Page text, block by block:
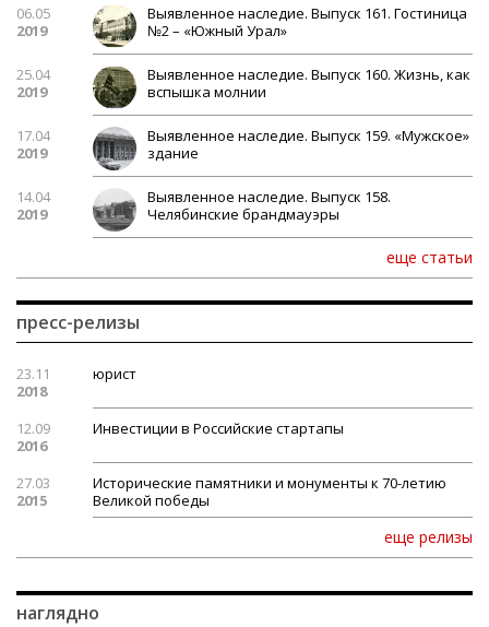
06.05
2019
Выявленное наследие. Выпуск 161. Гостиница
№2 – «Южный Урал»
25.04
2019
Выявленное наследие. Выпуск 160. Жизнь, как
вспышка молнии
17.04
2019
Выявленное наследие. Выпуск 159. «Мужское»
здание
14.04
2019
Выявленное наследие. Выпуск 158.
Челябинские брандмауэры
еще статьи
пресс-релизы
23.11
2018
юрист
12.09
2016
Инвестиции в Российские стартапы
27.03
2015
Исторические памятники и монументы к 70-летию
Великой победы
еще релизы
наглядно